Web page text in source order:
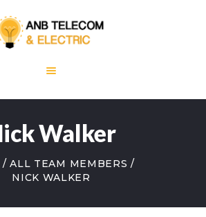
Walker
ALL TEAM MEMBERS
NICK WALKER
SERVICES
US